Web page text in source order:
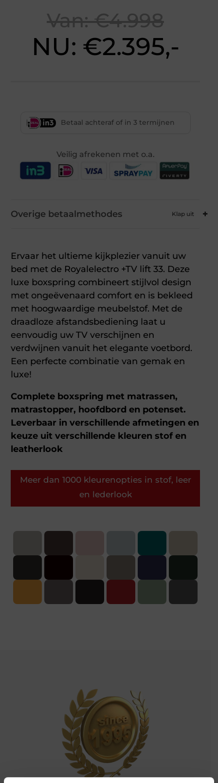
Van: €4.998
NU: €2.395,-
Betaal achteraf of in 3 termijnen
Veilig afrekenen met o.a.
Overige betaalmethodes
Ervaar het ultieme kijkplezier vanuit uw
bed met de Royalelectro +TV lift 33. Deze
luxe boxspring combineert stijlvol design
met ongeëvenaard comfort en is bekleed
met hoogwaardige meubelstof. Met de
draadloze afstandsbediening laat u
eenvoudig uw TV verschijnen en
verdwijnen vanuit het elegante voetbord.
Een perfecte combinatie van gemak en
luxe!
Complete boxspring met matrassen,
matrastopper, hoofdbord en potenset.
Leverbaar in verschillende afmetingen en
keuze uit verschillende kleuren stof en
leatherlook
Meer dan 1000 kleurenopties in stof, leer
en lederlook